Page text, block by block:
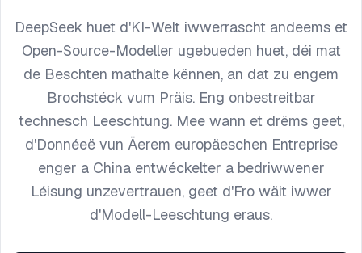
DeepSeek huet d'KI-Welt iwwerrascht andeems et
Open-Source-Modeller ugebueden huet, déi mat
de Beschten mathalte kënnen, an dat zu engem
Brochstéck vum Präis. Eng onbestreitbar
technesch Leeschtung. Mee wann et drëms geet,
d'Donnéeë vun Äerem europäeschen Entreprise
enger a China entwéckelter a bedriwwener
Léisung unzevertrauen, geet d'Fro wäit iwwer
d'Modell-Leeschtung eraus.